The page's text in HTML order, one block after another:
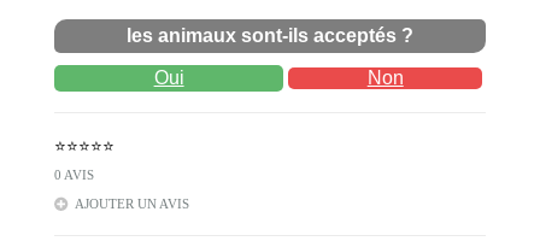
les animaux sont-ils acceptés ?
Oui Non
⭐⭐⭐⭐⭐
0 AVIS
AJOUTER UN AVIS